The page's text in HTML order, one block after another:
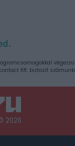
Kft. biztosít
2026